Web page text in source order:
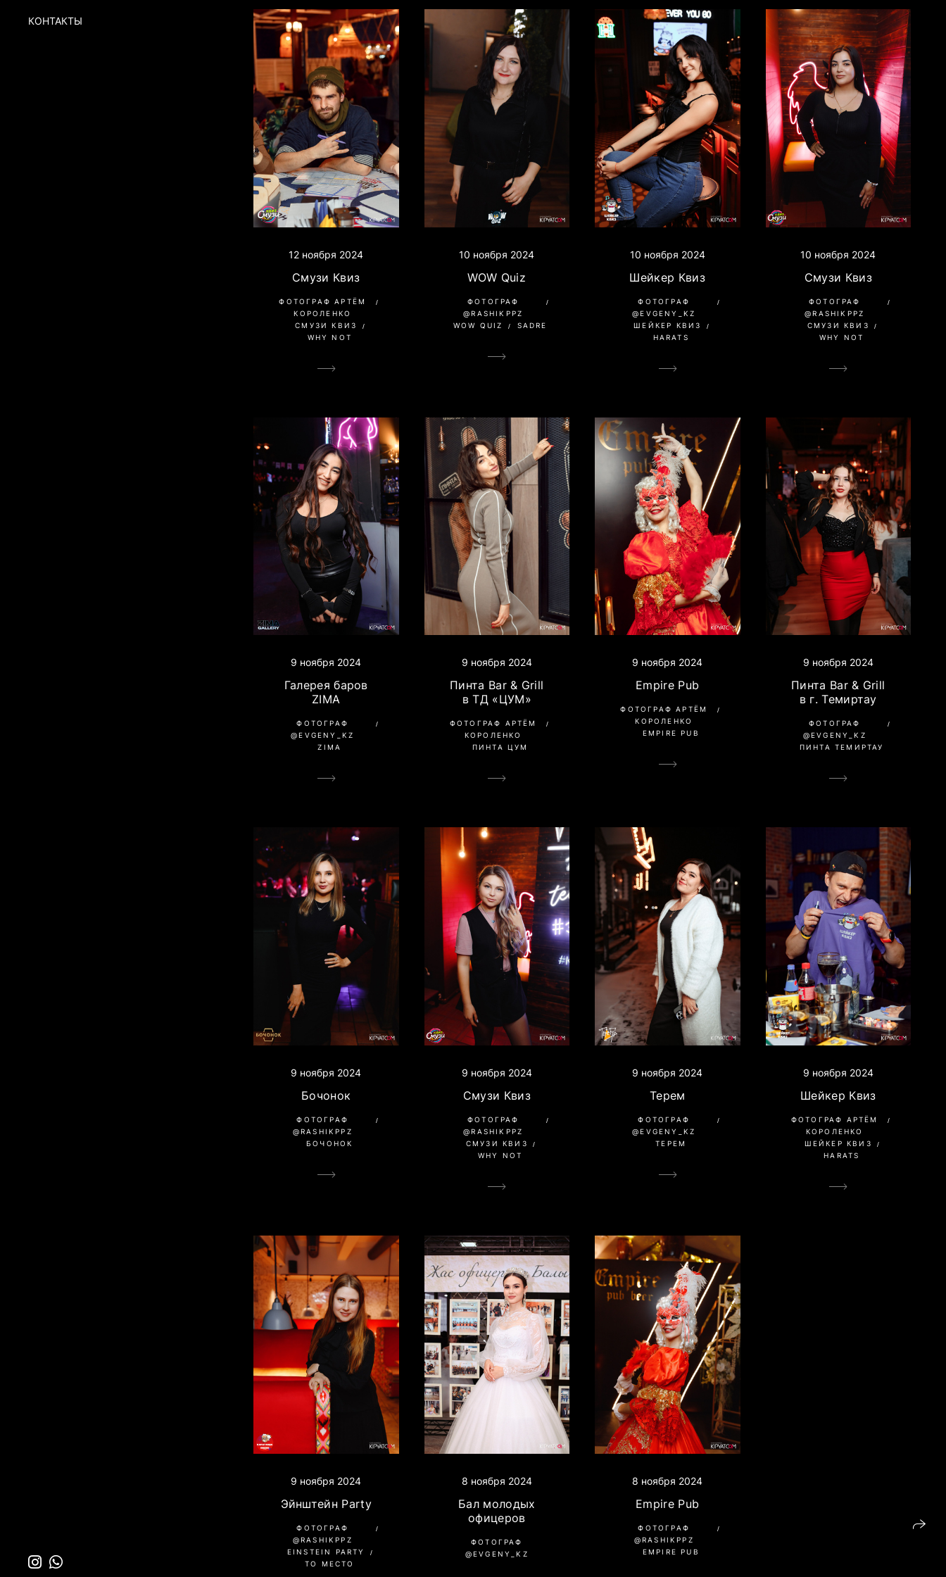
КОНТАКТЫ
12 ноября 2024
Смузи Квиз
ФОТОГРАФ АРТЁМ
КОРОЛЕНКО
СМУЗИ КВИЗ
WHY NOT
10 ноября 2024
WOW Quiz
ФОТОГРАФ
@RASHIKPPZ
WOW QUIZ
SADRE
10 ноября 2024
Шейкер Квиз
ФОТОГРАФ
@EVGENY_KZ
ШЕЙКЕР КВИЗ
HARATS
10 ноября 2024
Смузи Квиз
ФОТОГРАФ
@RASHIKPPZ
СМУЗИ КВИЗ
WHY NOT
9 ноября 2024
Галерея баров
ZIMA
ФОТОГРАФ
@EVGENY_KZ
ZIMA
9 ноября 2024
Пинта Bar & Grill
в ТД «ЦУМ»
ФОТОГРАФ АРТЁМ
КОРОЛЕНКО
ПИНТА ЦУМ
9 ноября 2024
Empire Pub
ФОТОГРАФ АРТЁМ
КОРОЛЕНКО
EMPIRE PUB
9 ноября 2024
Пинта Bar & Grill
в г. Темиртау
ФОТОГРАФ
@EVGENY_KZ
ПИНТА ТЕМИРТАУ
9 ноября 2024
Бочонок
ФОТОГРАФ
@RASHIKPPZ
БОЧОНОК
9 ноября 2024
Смузи Квиз
ФОТОГРАФ
@RASHIKPPZ
СМУЗИ КВИЗ
WHY NOT
9 ноября 2024
Терем
ФОТОГРАФ
@EVGENY_KZ
ТЕРЕМ
9 ноября 2024
Шейкер Квиз
ФОТОГРАФ АРТЁМ
КОРОЛЕНКО
ШЕЙКЕР КВИЗ
HARATS
9 ноября 2024
Эйнштейн Party
ФОТОГРАФ
@RASHIKPPZ
EINSTEIN PARTY
ТО МЕСТО
8 ноября 2024
Бал молодых
офицеров
ФОТОГРАФ
@EVGENY_KZ
8 ноября 2024
Empire Pub
ФОТОГРАФ
@RASHIKPPZ
EMPIRE PUB